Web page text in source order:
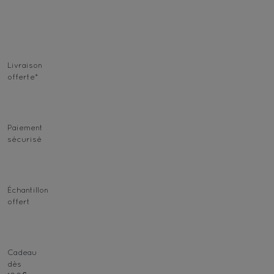
Livraison
offerte*
Paiement
sécurisé
Échantillon
offert
Cadeau
dès